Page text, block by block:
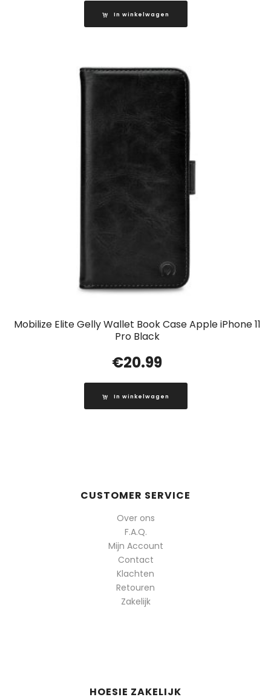
In winkelwagen
Mobilize Elite Gelly Wallet Book Case Apple iPhone 11
Pro Black
€20.99
In winkelwagen
CUSTOMER SERVICE
Over ons
F.A.Q.
Mijn Account
Contact
Klachten
Retouren
Zakelijk
HOESIE ZAKELIJK